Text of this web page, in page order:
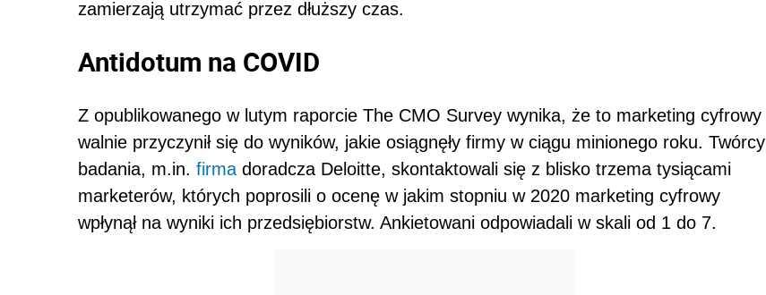
zamierzają utrzymać przez dłuższy czas.
Antidotum na COVID
Z opublikowanego w lutym raporcie The CMO Survey wynika, że to marketing cyfrowy
walnie przyczynił się do wyników, jakie osiągnęły firmy w ciągu minionego roku. Twórcy
badania, m.in. firma doradcza Deloitte, skontaktowali się z blisko trzema tysiącami
marketerów, których poprosili o ocenę w jakim stopniu w 2020 marketing cyfrowy
wpłynął na wyniki ich przedsiębiorstw. Ankietowani odpowiadali w skali od 1 do 7.